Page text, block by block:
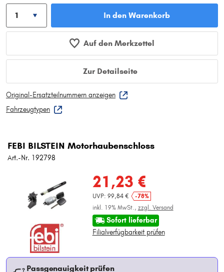
In den Warenkorb
Auf den Merkzettel
Zur Detailseite
Original-Ersatzteilnummern anzeigen
Fahrzeugtypen
FEBI BILSTEIN Motorhaubenschloss
Art.-Nr. 192798
21,23 €
UVP: 99,84 €
-78%
inkl. 19% MwSt., zzgl. Versand
Sofort lieferbar
Filialverfügbarkeit prüfen
Passgenauigkeit prüfen